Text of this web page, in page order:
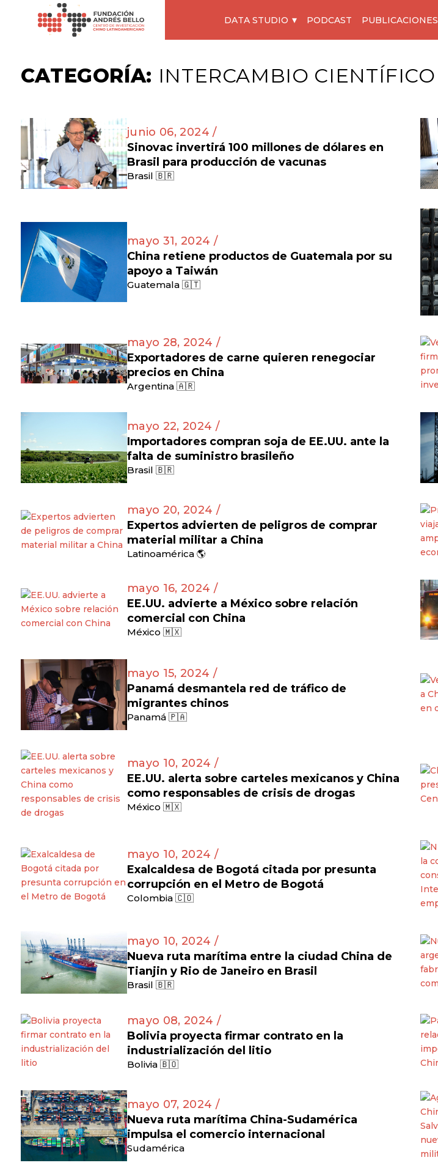
DATA STUDIO PODCAST PUBLICACIONES
CATEGORÍA: INTERCAMBIO CIENTÍFICO
junio 06, 2024 /
Sinovac invertirá 100 millones de dólares en
Brasil para producción de vacunas
Brasil 🇧🇷
mayo 31, 2024 /
China retiene productos de Guatemala por su
apoyo a Taiwán
Guatemala 🇬🇹
mayo 28, 2024 /
Exportadores de carne quieren renegociar
precios en China
Argentina 🇦🇷
mayo 22, 2024 /
Importadores compran soja de EE.UU. ante la
falta de suministro brasileño
Brasil 🇧🇷
mayo 20, 2024 /
Expertos advierten de peligros de comprar
material militar a China
Latinoamérica 🌎
mayo 16, 2024 /
EE.UU. advierte a México sobre relación
comercial con China
México 🇲🇽
mayo 15, 2024 /
Panamá desmantela red de tráfico de
migrantes chinos
Panamá 🇵🇦
mayo 10, 2024 /
EE.UU. alerta sobre carteles mexicanos y China
como responsables de crisis de drogas
México 🇲🇽
mayo 10, 2024 /
Exalcaldesa de Bogotá citada por presunta
corrupción en el Metro de Bogotá
Colombia 🇨🇴
mayo 10, 2024 /
Nueva ruta marítima entre la ciudad China de
Tianjin y Rio de Janeiro en Brasil
Brasil 🇧🇷
mayo 08, 2024 /
Bolivia proyecta firmar contrato en la
industrialización del litio
Bolivia 🇧🇴
mayo 07, 2024 /
Nueva ruta marítima China-Sudamérica
impulsa el comercio internacional
Sudamérica